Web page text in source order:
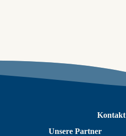
Kontakt
Unsere Partner